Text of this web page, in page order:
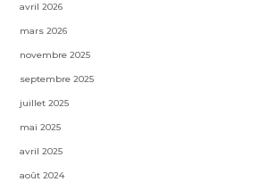
avril 2026
mars 2026
novembre 2025
septembre 2025
juillet 2025
mai 2025
avril 2025
août 2024